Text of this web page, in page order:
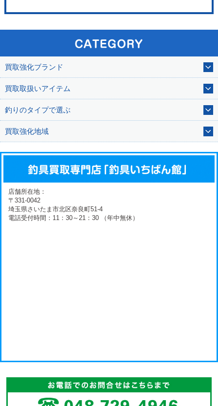
買取強化ブランド
買取取扱いアイテム
釣りのタイプで選ぶ
買取強化地域
店舗所在地：
〒331-0042
埼玉県さいたま市北区奈良町51-4
電話受付時間：11：30～21：30 （年中無休）